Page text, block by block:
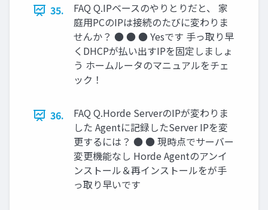
35.
FAQ Q.IPベースのやりとりだと、 家
庭用PCのIPは接続のたびに変わりま
せんか？ ● ● ● Yesです 手っ取り早
くDHCPが払い出すIPを固定しましょ
う ホームルータのマニュアルをチェ
ック！
36.
FAQ Q.Horde ServerのIPが変わりま
した Agentに記録したServer IPを変
更するには？ ● ● 現時点でサーバー
変更機能なし Horde Agentのアンイ
ンストール＆再インストールをが手
っ取り早いです